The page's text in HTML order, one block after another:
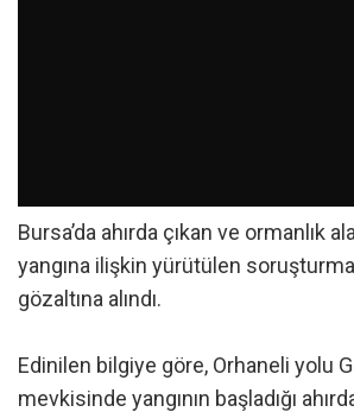
Bursa’da ahırda çıkan ve ormanlık
yangına ilişkin yürütülen
gözaltına alındı.
Edinilen bilgiye göre, Orhaneli yolu
mevkisinde yangının başladığı